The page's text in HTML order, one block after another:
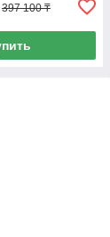
397 100 ₸